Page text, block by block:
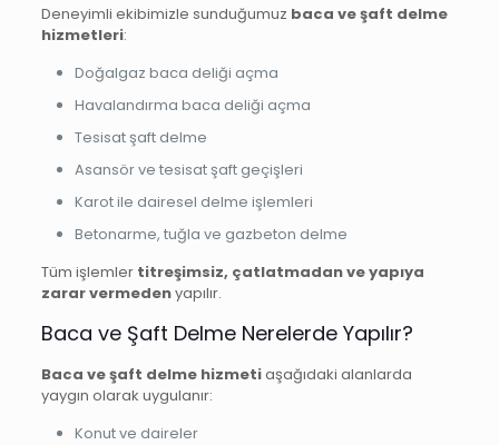
Deneyimli ekibimizle sunduğumuz baca ve şaft delme
hizmetleri:
Doğalgaz baca deliği açma
Havalandırma baca deliği açma
Tesisat şaft delme
Asansör ve tesisat şaft geçişleri
Karot ile dairesel delme işlemleri
Betonarme, tuğla ve gazbeton delme
Tüm işlemler titreşimsiz, çatlatmadan ve yapıya
zarar vermedenyapılır.
Baca ve Şaft Delme Nerelerde Yapılır?
Baca ve şaft delme hizmetiaşağıdaki alanlarda
yaygın olarak uygulanır:
Konut ve daireler